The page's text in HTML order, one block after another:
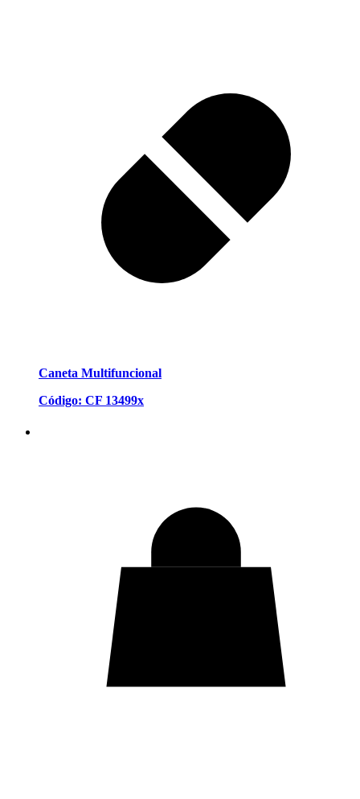
Caneta Multifuncional
Código: CF 13499x